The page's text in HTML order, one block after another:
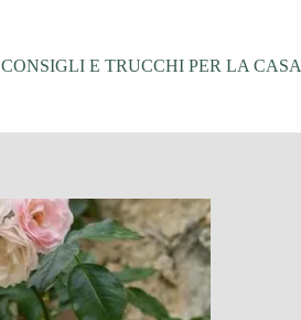
CONSIGLI E TRUCCHI PER LA CASA